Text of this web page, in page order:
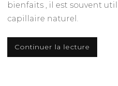
bienfaits , il est souvent
capillaire naturel.
Continuer la lecture